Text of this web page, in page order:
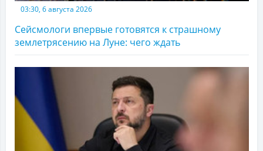
03:30, 6 августа 2026
Сейсмологи впервые готовятся к страшному
землетрясению на Луне: чего ждать